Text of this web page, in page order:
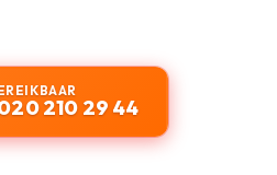
210 29 44